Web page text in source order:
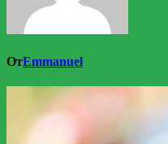
ОтEmmanuel